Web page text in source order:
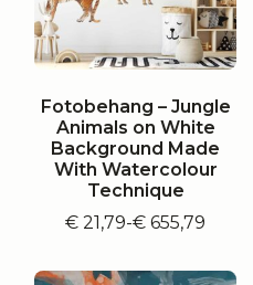
Fotobehang – Jungle
Animals on White
Background Made
With Watercolour
Technique
€ 21,79-€ 655,79
Prijsklasse:
tot